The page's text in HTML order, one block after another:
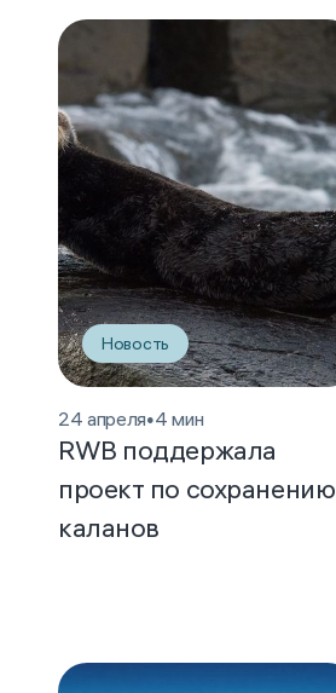
Новость
24 апреля•4 мин
RWB поддержала
проект по сохранению
каланов